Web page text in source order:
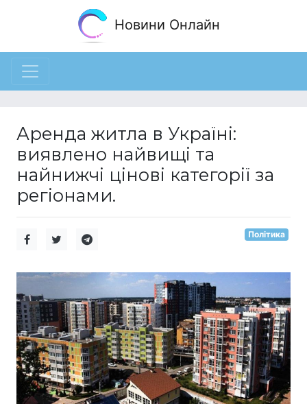
Новини Онлайн
Аренда житла в Україні:
виявлено найвищі та
найнижчі цінові категорії за
регіонами.
Політика